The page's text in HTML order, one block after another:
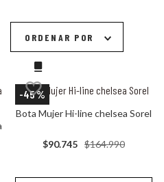
ORDENAR POR
-45 %
Bota Mujer Hi-line chelsea Sorel
$164.990
$90.745